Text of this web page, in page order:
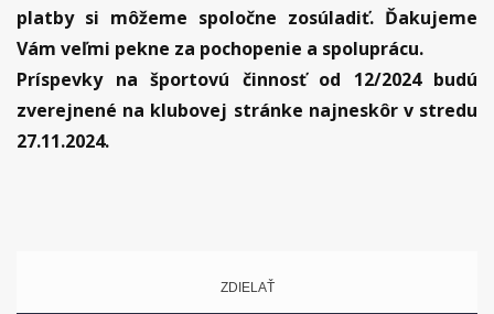
platby si môžeme spoločne zosúladiť. Ďakujeme
Vám veľmi pekne za pochopenie a spoluprácu.
Príspevky na športovú činnosť od 12/2024 budú
zverejnené na klubovej stránke najneskôr v stredu
27.11.2024.
ZDIELAŤ